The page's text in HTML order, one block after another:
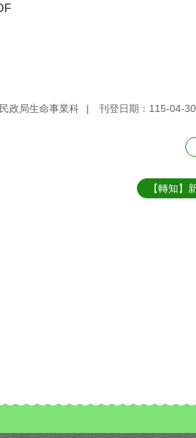
政局生命事業科 刊登日期：115-04-30
【轉知】